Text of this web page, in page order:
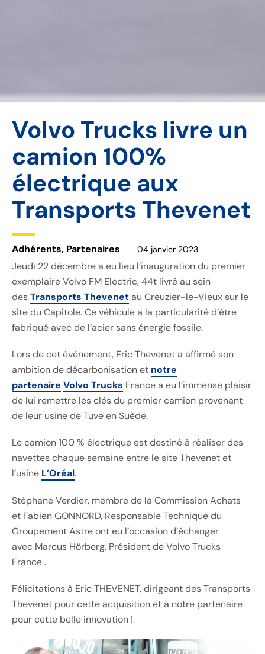
Volvo Trucks livre un
camion 100%
électrique aux
Transports Thevenet
Adhérents, Partenaires 04 janvier 2023
Jeudi 22 décembre a eu lieu l’inauguration du premier
exemplaire Volvo FM Electric, 44t livré au sein
desTransports Thevenetau Creuzier-le-Vieux sur le
site du Capitole. Ce véhicule a la particularité d’être
fabriqué avec de l’acier sans énergie fossile.
Lors de cet événement, Eric Thevenet a affirmé son
ambition de décarbonisation et notre
partenaire Volvo Trucks France a eu l’immense plaisir
de lui remettre les clés du premier camion provenant
de leur usine de Tuve en Suède.
Le camion 100 % électrique est destiné à réaliser des
navettes chaque semaine entre le site Thevenet et
l’usine L’Oréal.
Stéphane Verdier, membre de la Commission Achats
et Fabien GONNORD, Responsable Technique du
Groupement Astre ont eu l’occasion d’échanger
avec Marcus Hörberg, Président de Volvo Trucks
France .
Félicitations à Eric THEVENET, dirigeant des Transports
Thevenet pour cette acquisition et à notre partenaire
pour cette belle innovation !